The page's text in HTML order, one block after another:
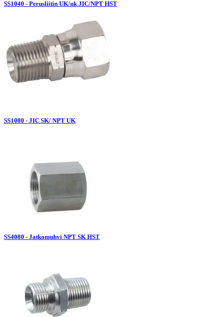
SS1040 - Perusliitin UK/uk JIC/NPT HST
SS1080 - JIC SK/ NPT UK
SS4080 - Jatkomuhvi NPT SK HST